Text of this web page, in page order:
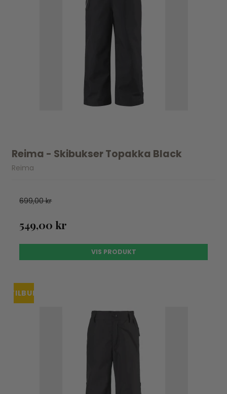
Reima - Skibukser Topakka Black
Reima
699,00 kr
549,00 kr
VIS PRODUKT
TILBUD